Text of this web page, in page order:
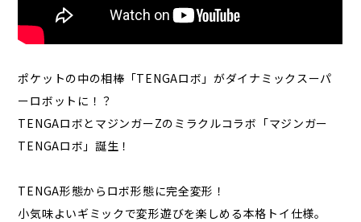
ポケットの中の相棒「TENGAロボ」がダイナミックスーパ
ーロボットに！？
TENGAロボとマジンガーZのミラクルコラボ「マジンガー
TENGAロボ」誕生！
TENGA形態からロボ形態に完全変形！
小気味よいギミックで変形遊びを楽しめる本格トイ仕様。